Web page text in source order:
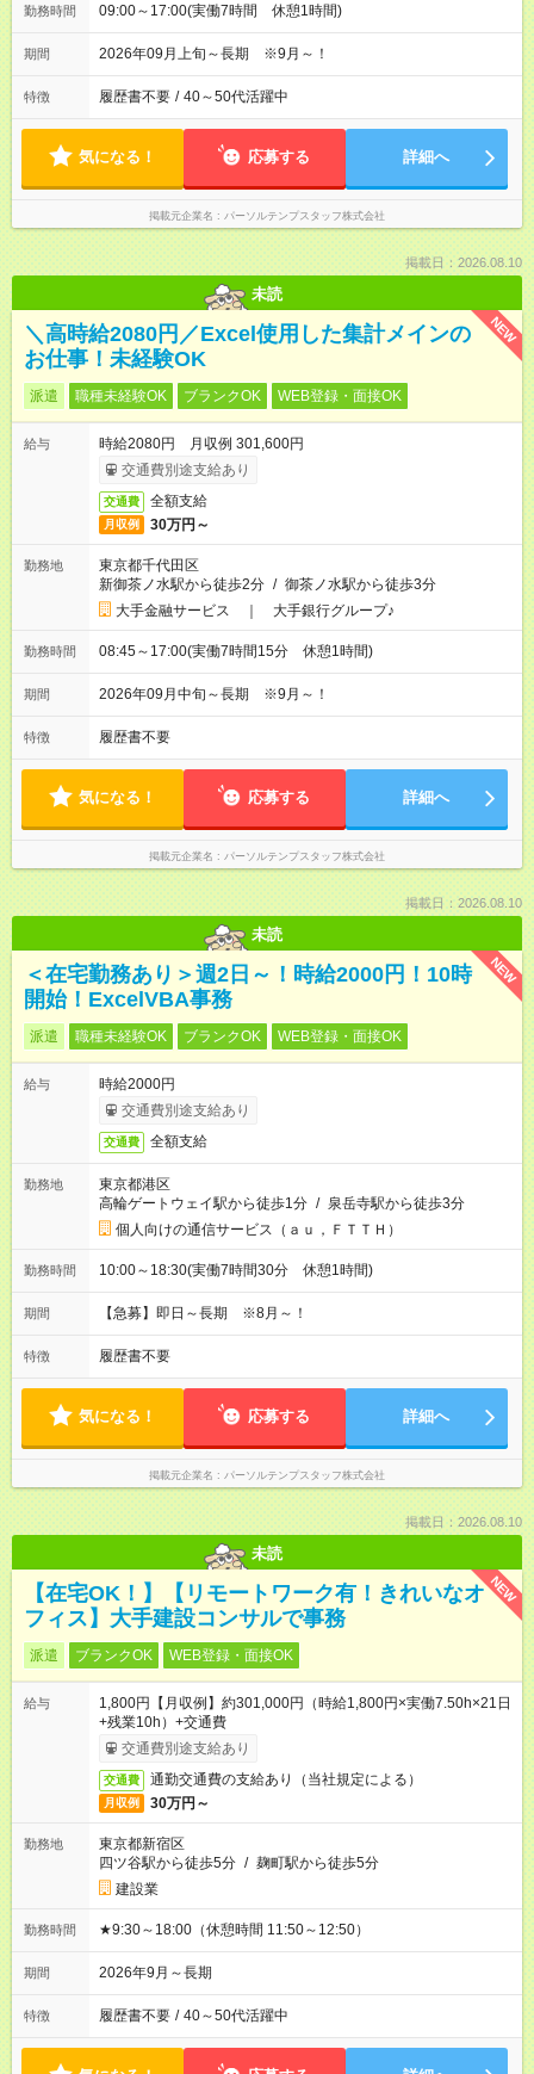
勤務時間 09:00～17:00(実働7時間 休憩1時間)
期間 2026年09月上旬～長期 ※9月～！
特徴 履歴書不要 / 40～50代活躍中
気になる！ 応募する 詳細へ
掲載元企業名 パーソルテンプスタッフ株式会社
掲載日：2026.08.10
未読
NEW
＼高時給2080円／Excel使用した集計メインの
お仕事！未経験OK
派遣 職種未経験OK ブランクOK WEB登録・面接OK
給与
時給2080円 月収例 301,600円
交通費別途支給あり
交通費 全額支給
月収例 30万円～
勤務地
東京都千代田区
新御茶ノ水駅から徒歩2分 / 御茶ノ水駅から徒歩3分
大手金融サービス ｜ 大手銀行グループ♪
勤務時間 08:45～17:00(実働7時間15分 休憩1時間)
期間 2026年09月中旬～長期 ※9月～！
特徴 履歴書不要
気になる！ 応募する 詳細へ
掲載元企業名 パーソルテンプスタッフ株式会社
掲載日：2026.08.10
未読
NEW
＜在宅勤務あり＞週2日～！時給2000円！10時
開始！ExcelVBA事務
派遣 職種未経験OK ブランクOK WEB登録・面接OK
給与
時給2000円
交通費別途支給あり
交通費 全額支給
勤務地
東京都港区
高輪ゲートウェイ駅から徒歩1分 / 泉岳寺駅から徒歩3分
個人向けの通信サービス（ａｕ，ＦＴＴＨ）
勤務時間 10:00～18:30(実働7時間30分 休憩1時間)
期間 【急募】即日～長期 ※8月～！
特徴 履歴書不要
気になる！ 応募する 詳細へ
掲載元企業名 パーソルテンプスタッフ株式会社
掲載日：2026.08.10
未読
NEW
【在宅OK！】【リモートワーク有！きれいなオ
フィス】大手建設コンサルで事務
派遣 ブランクOK WEB登録・面接OK
給与
1,800円【月収例】約301,000円（時給1,800円×実働7.50h×21日
+残業10h）+交通費
交通費別途支給あり
交通費 通勤交通費の支給あり（当社規定による）
月収例 30万円～
勤務地
東京都新宿区
四ツ谷駅から徒歩5分 / 麹町駅から徒歩5分
建設業
勤務時間 ★9:30～18:00（休憩時間 11:50～12:50）
期間 2026年9月～長期
特徴 履歴書不要 / 40～50代活躍中